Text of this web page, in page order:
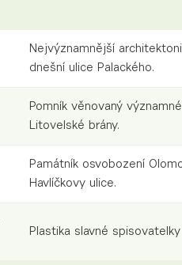
Nejvýznamnější
dnešní ulice Palackého.
Pomník věnovaný
Litovelské brány.
Památník osvobození
Havlíčkovy ulice.
Plastika slavné